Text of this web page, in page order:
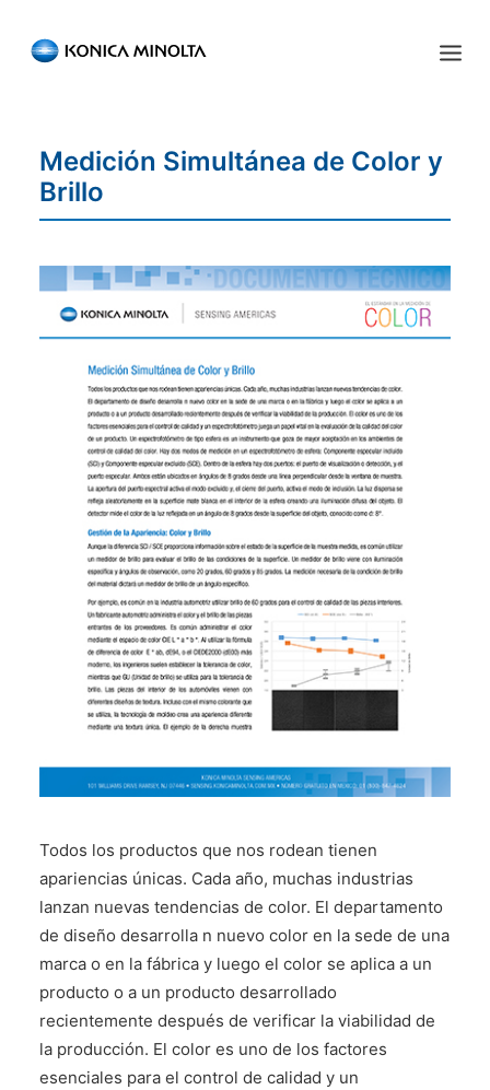
ENGLISH ESPAÑOL PORTUGUESE
INICIO
INDUSTRIA
EVENTOS
QUIÉNES SOMOS
CONTÁCTENOS
Medición Simultánea de Color y
Brillo
Todos los productos que nos rodean tienen
apariencias únicas. Cada año, muchas industrias
lanzan nuevas tendencias de color. El departamento
de diseño desarrolla n nuevo color en la sede de una
marca o en la fábrica y luego el color se aplica a un
producto o a un producto desarrollado
recientemente después de verificar la viabilidad de
la producción. El color es uno de los factores
esenciales para el control de calidad y un